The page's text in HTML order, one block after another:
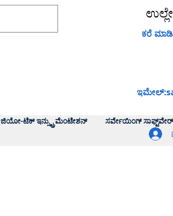
ಜಿಯೋ-ಟೆಕ್ ಇನ್ಸ್ಟ್ರುಮೆಂಟೇಶನ್ ಸರ್ವೇಯಿಂಗ್ ಸಾಫ್ಟ್‌ವೇರ್
ಕರೆ
ಇಮೇಲ್: